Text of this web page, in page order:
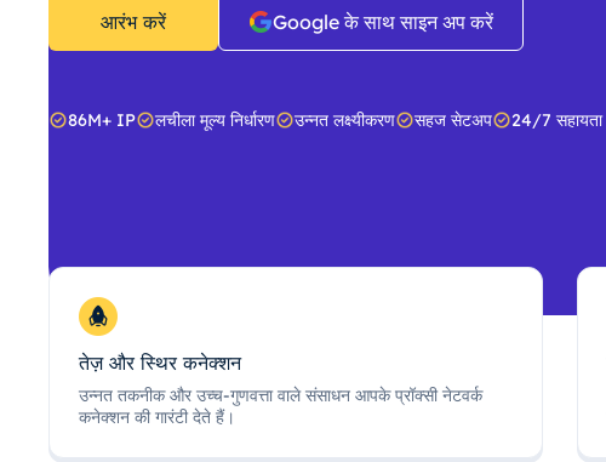
आरंभ करें Google के साथ साइन अप करें
86M+ IP लचीला मूल्य निर्धारण उन्नत लक्ष्यीकरण सहज सेटअप 24/7 सहायता
तेज़ और स्थिर कनेक्शन
उन्नत तकनीक और उच्च-गुणवत्ता वाले संसाधन आपके प्रॉक्सी नेटवर्क
कनेक्शन की गारंटी देते हैं।